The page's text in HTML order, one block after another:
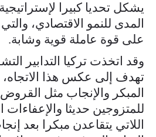
يشكل تحديا كبيرا
المدى للنمو الاقتصادي،
على قوة عاملة قوية وشابة.
وقد اتخذت تركيا التدابير
تهدف إلى عكس هذا الاتجاه،
المبكر والإنجاب مثل
للمتزوجين حديثا والإعفاءات